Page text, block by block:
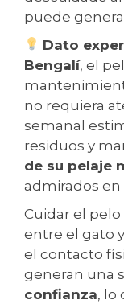
puede
Dato
Bengalí, el
no requiera
semanal
residuos y
de su pelaje
admirados
Cuidar el
entre el gato
el contacto
generan una
confianza, lo